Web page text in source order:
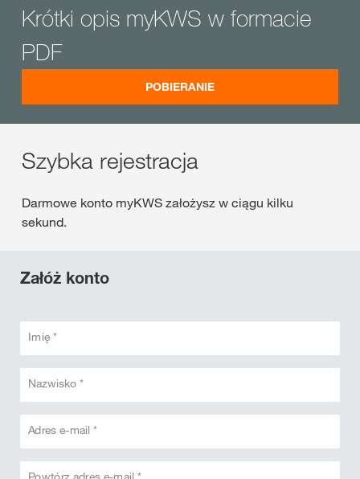
Krótki opis myKWS w formacie
PDF
POBIERANIE
Szybka rejestracja
Darmowe konto myKWS założysz w ciągu kilku
sekund.
Załóż konto
Imię *
Nazwisko *
Adres e-mail *